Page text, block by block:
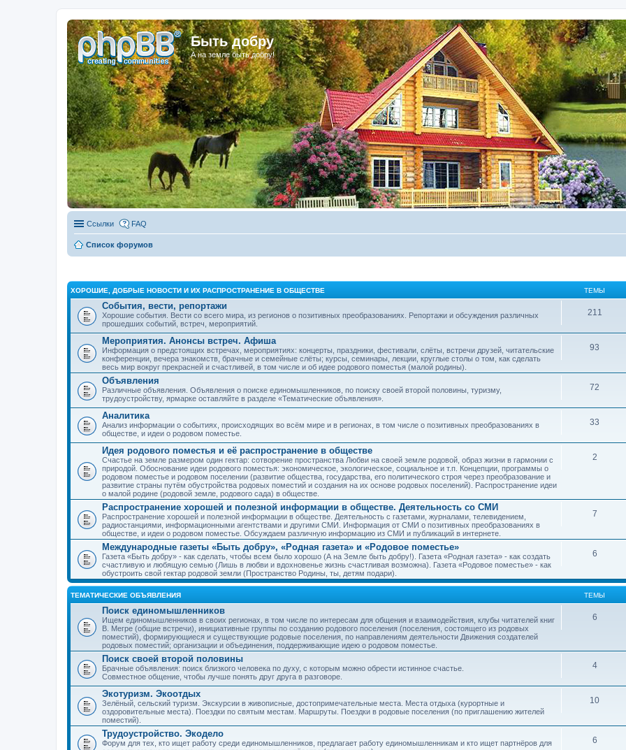
Быть добру
А на земле быть добру!
Ссылки FAQ
Список форумов
ХОРОШИЕ, ДОБРЫЕ НОВОСТИ И ИХ РАСПРОСТРАНЕНИЕ В ОБЩЕСТВЕ ТЕМЫ
События, вести, репортажи
Хорошие события. Вести со всего мира, из регионов о позитивных преобразованиях. Репортажи и обсуждения различных
прошедших событий, встреч, мероприятий.
211
Мероприятия. Анонсы встреч. Афиша
Информация о предстоящих встречах, мероприятиях: концерты, праздники, фестивали, слёты, встречи друзей, читательские
конференции, вечера знакомств, брачные и семейные слёты; курсы, семинары, лекции, круглые столы о том, как сделать
весь мир вокруг прекрасней и счастливей, в том числе и об идее родового поместья (малой родины).
93
Объявления
Различные объявления. Объявления о поиске единомышленников, по поиску своей второй половины, туризму,
трудоустройству, ярмарке оставляйте в разделе «Тематические объявления».
72
Аналитика
Анализ информации о событиях, происходящих во всём мире и в регионах, в том числе о позитивных преобразованиях в
обществе, и идеи о родовом поместье.
33
Идея родового поместья и её распространение в обществе
Счастье на земле размером один гектар: сотворение пространства Любви на своей земле родовой, образ жизни в гармонии с
природой. Обоснование идеи родового поместья: экономическое, экологическое, социальное и т.п. Концепции, программы о
родовом поместье и родовом поселении (развитие общества, государства, его политического строя через преобразование и
развитие страны путём обустройства родовых поместий и создания на их основе родовых поселений). Распространение идеи
о малой родине (родовой земле, родового сада) в обществе.
2
Распространение хорошей и полезной информации в обществе. Деятельность со СМИ
Распространение хорошей и полезной информации в обществе. Деятельность с газетами, журналами, телевидением,
радиостанциями, информационными агентствами и другими СМИ. Информация от СМИ о позитивных преобразованиях в
обществе, и идеи о родовом поместье. Обсуждаем различную информацию из СМИ и публикаций в интернете.
7
Международные газеты «Быть добру», «Родная газета» и «Родовое поместье»
Газета «Быть добру» - как сделать, чтобы всем было хорошо (А на Земле быть добру!). Газета «Родная газета» - как создать
счастливую и любящую семью (Лишь в любви и вдохновенье жизнь счастливая возможна). Газета «Родовое поместье» - как
обустроить свой гектар родовой земли (Пространство Родины, ты, детям подари).
6
ТЕМАТИЧЕСКИЕ ОБЪЯВЛЕНИЯ ТЕМЫ
Поиск единомышленников
Ищем единомышленников в своих регионах, в том числе по интересам для общения и взаимодействия, клубы читателей книг
В. Мегре (общие встречи), инициативные группы по созданию родового поселения (поселения, состоящего из родовых
поместий), формирующиеся и существующие родовые поселения, по направлениям деятельности Движения создателей
родовых поместий; организации и объединения, поддерживающие идею о родовом поместье.
6
Поиск своей второй половины
Брачные объявления: поиск близкого человека по духу, с которым можно обрести истинное счастье.
Совместное общение, чтобы лучше понять друг друга в разговоре.
4
Экотуризм. Экоотдых
Зелёный, сельский туризм. Экскурсии в живописные, достопримечательные места. Места отдыха (курортные и
оздоровительные места). Поездки по святым местам. Маршруты. Поездки в родовые поселения (по приглашению жителей
поместий).
10
Трудоустройство. Экодело
Форум для тех, кто ищет работу среди единомышленников, предлагает работу единомышленникам и кто ищет партнёров для
6